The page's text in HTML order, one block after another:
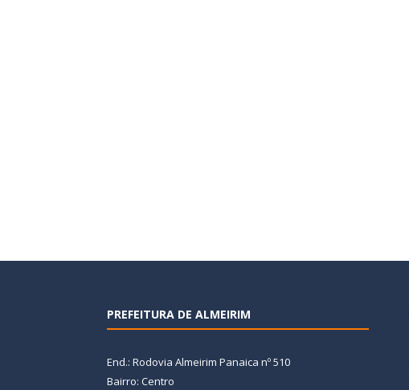
PREFEITURA DE ALMEIRIM
End.: Rodovia Almeirim Panaica nº 510
Bairro: Centro